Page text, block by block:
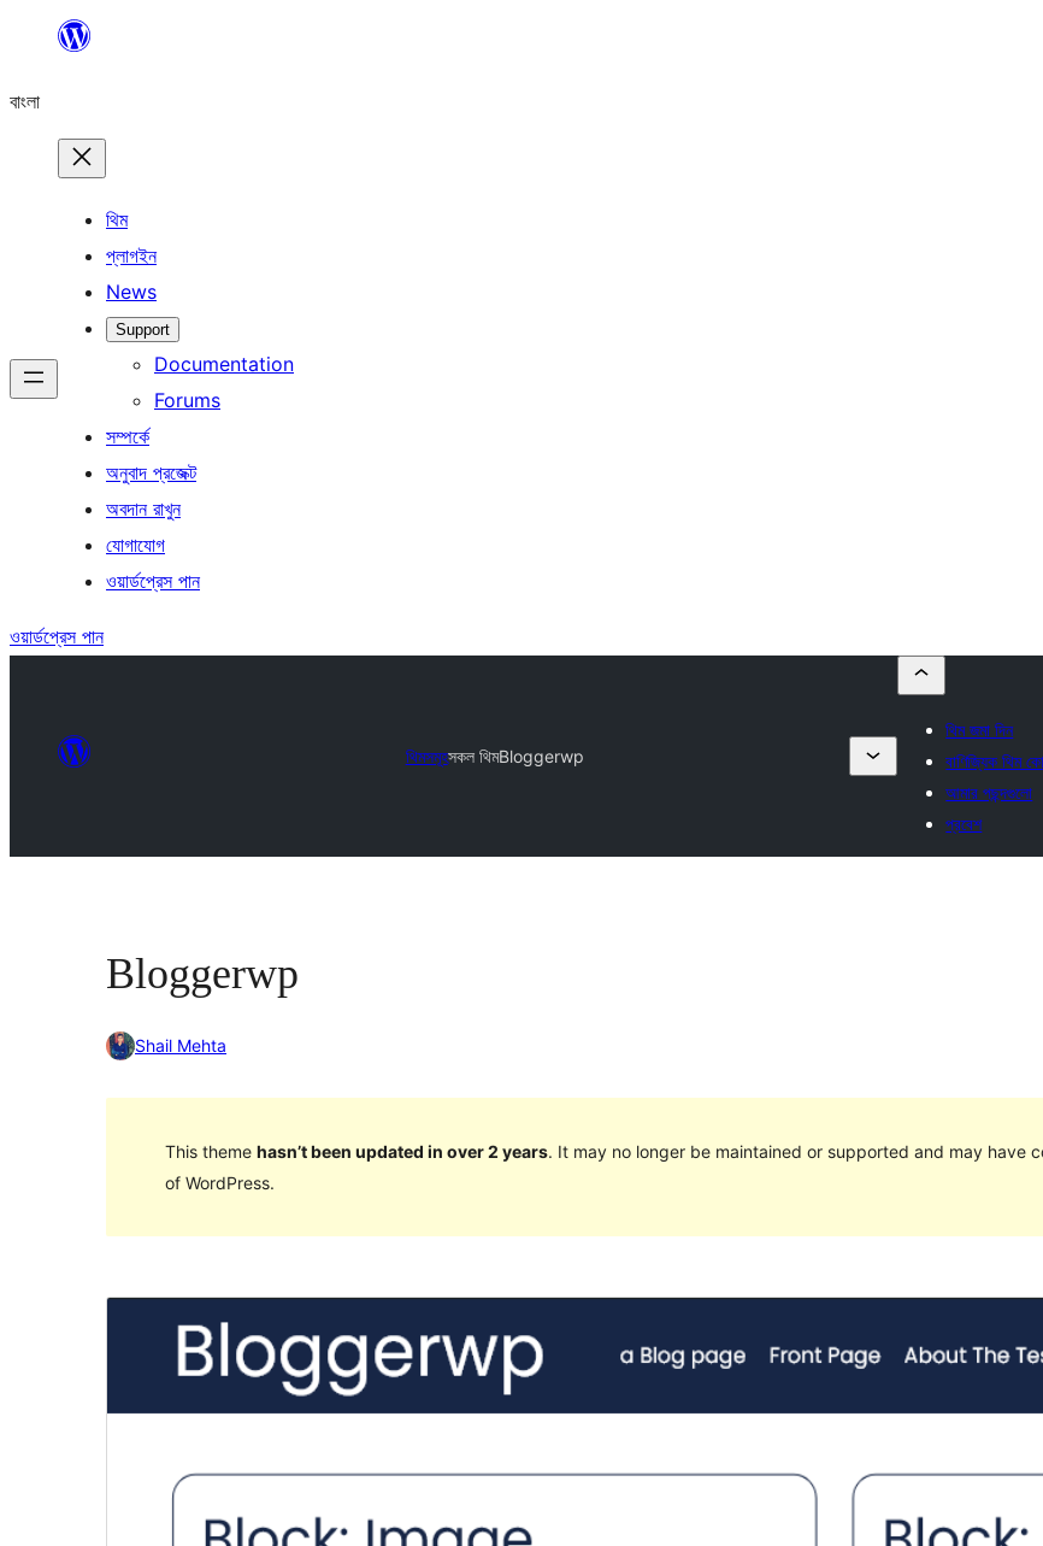
যান
বাংলা
থিম
প্লাগইন
News
Support
Documentation
Forums
সম্পর্কে
অনুবাদ প্রজেক্ট
অবদান রাখুন
যোগাযোগ
ওয়ার্ডপ্রেস পান
ওয়ার্ডপ্রেস পান
থিমসমূহসকল থিমBloggerwp
থিম জমা দিন
বাণিজ্যিক থিম
আমার পছন্দগুলো
প্রবেশ
Bloggerwp
Shail Mehta
This theme hasn’t been updated in over 2 years. It may no longer be maintained or supported and may have
of WordPress.